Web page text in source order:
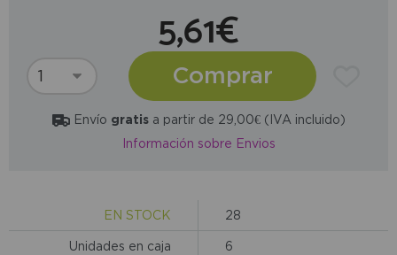
5,61€
Comprar
Envío gratisa partir de 29,00€ (IVA incluido)
Información sobre Envios
EN STOCK 28
Unidades en caja 6